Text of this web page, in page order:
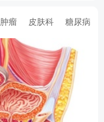
肿瘤 皮肤科 糖尿病